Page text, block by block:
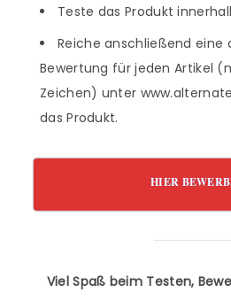
Teste das Produkt
Reiche anschließend eine
Bewertung für jeden Artikel
Zeichen) unter
das Produkt.
HIER
Viel Spaß beim Testen,